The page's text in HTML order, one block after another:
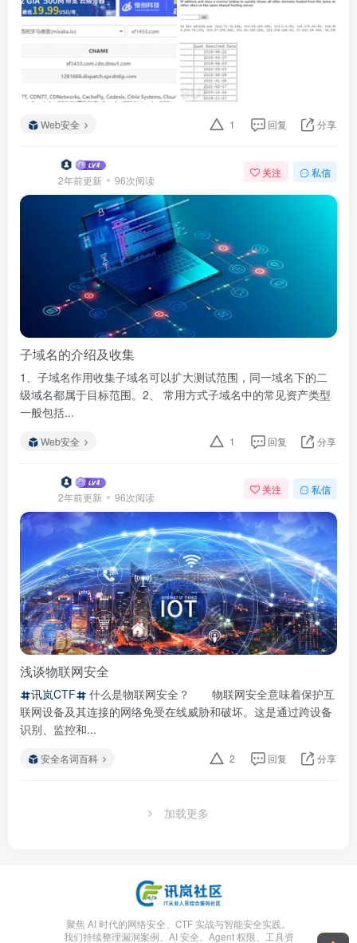
Web安全 1 回复 分享
2年前更新 96次阅读
关注 私信
子域名的介绍及收集
1、子域名作用收集子域名可以扩大测试范围，同一域名下的二
级域名都属于目标范围。2、 常用方式子域名中的常见资产类型
一般包括...
Web安全 1 回复 分享
2年前更新 96次阅读
关注 私信
浅谈物联网安全
讯岚CTF
什么是物联网安全？ 物联网安全意味着保护互
联网设备及其连接的网络免受在线威胁和破坏。这是通过跨设备
识别、监控和...
安全名词百科 2 回复 分享
加载更多
聚焦 AI 时代的网络安全、CTF 实战与智能安全实践。
我们持续整理漏洞案例、AI 安全、Agent 权限、工具资